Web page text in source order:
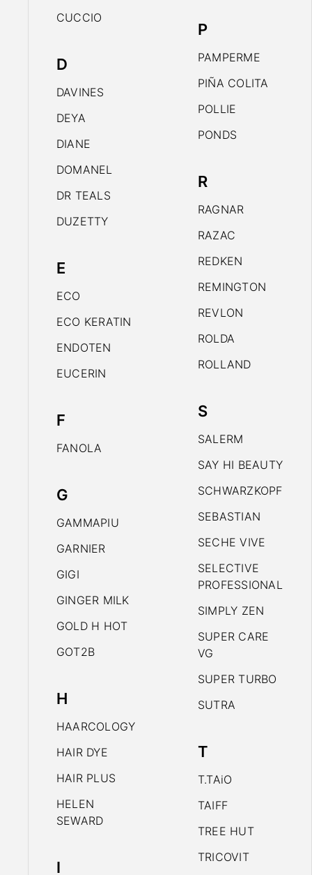
CUCCIO
D
DAVINES
DEYA
DIANE
DOMANEL
DR TEALS
DUZETTY
E
ECO
ECO KERATIN
ENDOTEN
EUCERIN
F
FANOLA
G
GAMMAPIU
GARNIER
GIGI
GINGER MILK
GOLD H HOT
GOT2B
H
HAARCOLOGY
HAIR DYE
HAIR PLUS
HELEN
SEWARD
I
P
PAMPERME
PIÑA COLITA
POLLIE
PONDS
R
RAGNAR
RAZAC
REDKEN
REMINGTON
REVLON
ROLDA
ROLLAND
S
SALERM
SAY HI BEAUTY
SCHWARZKOPF
SEBASTIAN
SECHE VIVE
SELECTIVE
PROFESSIONAL
SIMPLY ZEN
SUPER CARE
VG
SUPER TURBO
SUTRA
T
T.TAiO
TAIFF
TREE HUT
TRICOVIT